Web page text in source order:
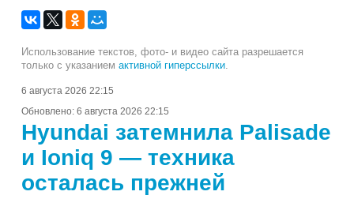
Использование текстов, фото- и видео сайта разрешается
только с указанием активной гиперссылки
6 августа 2026 22:15
Обновлено: 6 августа 2026 22:15
Hyundai затемнила Palisade
и Ioniq 9 — техника
осталась прежней